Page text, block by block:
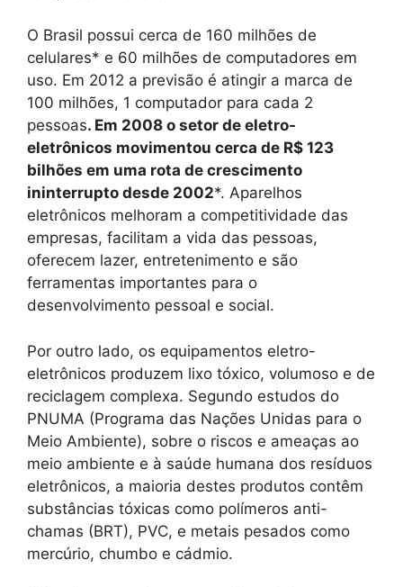
O Brasil possui cerca de 160 milhões de
celulares* e 60 milhões de computadores em
uso. Em 2012 a previsão é atingir a marca de
100 milhões, 1 computador para cada 2
pessoas. Em 2008 o setor de eletro-
eletrônicos movimentou cerca de R$ 123
bilhões em uma rota de crescimento
ininterrupto desde 2002*. Aparelhos
eletrônicos melhoram a competitividade das
empresas, facilitam a vida das pessoas,
oferecem lazer, entretenimento e são
ferramentas importantes para o
desenvolvimento pessoal e social.
Por outro lado, os equipamentos eletro-
eletrônicos produzem lixo tóxico, volumoso e de
reciclagem complexa. Segundo estudos do
PNUMA (Programa das Nações Unidas para o
Meio Ambiente), sobre o riscos e ameaças ao
meio ambiente e à saúde humana dos resíduos
eletrônicos, a maioria destes produtos contêm
substâncias tóxicas como polímeros anti-
chamas (BRT), PVC, e metais pesados como
mercúrio, chumbo e cádmio.